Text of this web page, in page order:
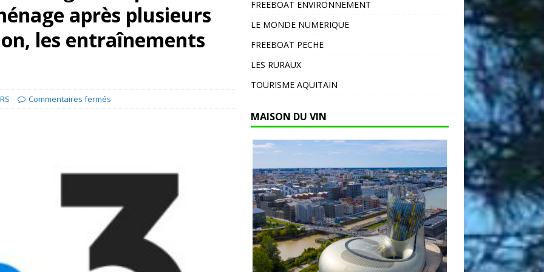
Espagne : 13 000 hectares brûlés dans un feu d’ampleur à
après plusieurs
les entraînements
Commentaires fermés
FREEBOAT ENVIRONNEMENT
LE MONDE NUMERIQUE
FREEBOAT PECHE
LES RURAUX
TOURISME AQUITAIN
MAISON DU VIN